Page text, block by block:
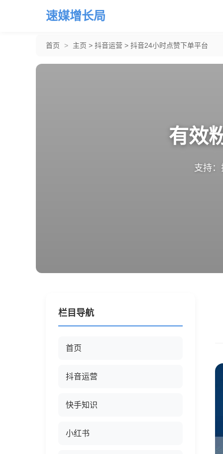
速媒增长局
首页 > 主页 > 抖音运营 > 抖音24小时点赞下单平台
有效
支持
栏目导航
首页
抖音运营
快手知识
小红书